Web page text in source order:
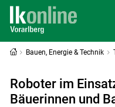
Bauen, Energie & Technik
Roboter im
Bäuerinnen und